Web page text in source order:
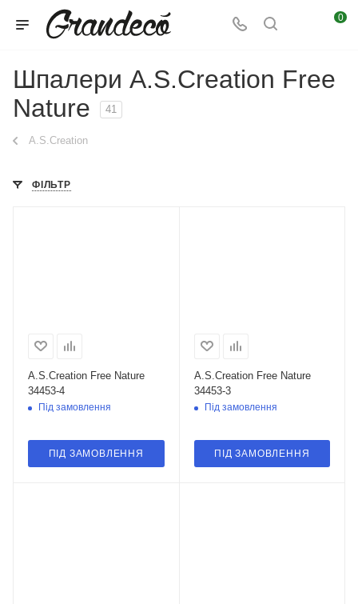
0
Шпалери A.S.Creation Free
Nature
41
A.S.Creation
ФІЛЬТР
A.S.Creation Free Nature
34453-4
Під замовлення
ПІД ЗАМОВЛЕННЯ
A.S.Creation Free Nature
34453-3
Під замовлення
ПІД ЗАМОВЛЕННЯ